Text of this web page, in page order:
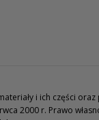
i ich części
2000 r. Prawo